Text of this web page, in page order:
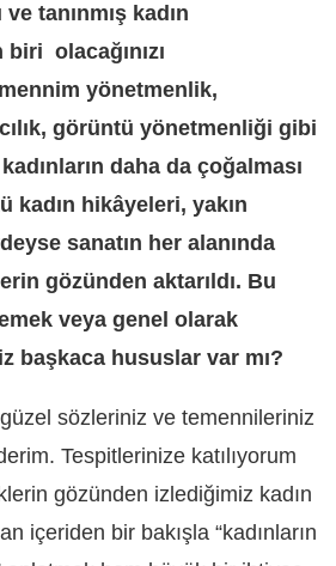
tanınmış kadın
olacağınızı
yönetmenlik,
görüntü yönetmenliği gibi
daha da çoğalması
kadın hikâyeleri, yakın
sanatın her alanında
gözünden aktarıldı. Bu
veya genel olarak
başkaca hususlar var mı?
sözleriniz ve temennileriniz
Tespitlerinize katılıyorum
gözünden izlediğimiz kadın
içeriden bir bakışla “kadınların